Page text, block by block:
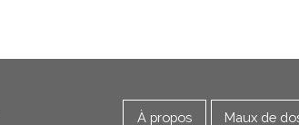
À propos Maux de